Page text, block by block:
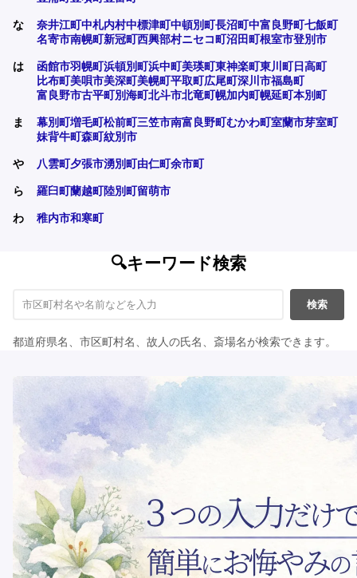
な 奈井江町中札内村中標津町中頓別町長沼町中富良野町七飯町
名寄市南幌町新冠町西興部村ニセコ町沼田町根室市登別市
は 函館市羽幌町浜頓別町浜中町美瑛町東神楽町東川町日高町
比布町美唄市美深町美幌町平取町広尾町深川市福島町
富良野市古平町別海町北斗市北竜町幌加内町幌延町本別町
ま 幕別町増毛町松前町三笠市南富良野町むかわ町室蘭市芽室町
妹背牛町森町紋別市
や 八雲町夕張市湧別町由仁町余市町
ら 羅臼町蘭越町陸別町留萌市
わ 稚内市和寒町
🔍キーワード検索
検索
都道府県名、市区町村名、故人の氏名、斎場名が検索できます。